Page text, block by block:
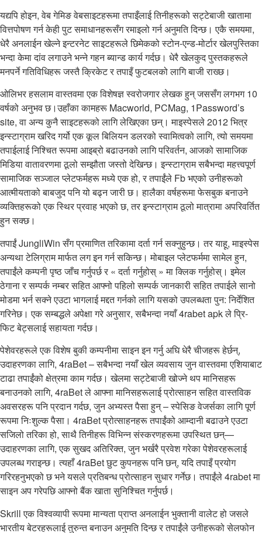
यद्यपि होइन, वेब गेमिङ वेबसाइटहरूमा तपाइँलाई तिनीहरूको सट्टेबाजी खातामा
वित्तपोषण गर्न केही पुट समाधानहरूसँग रमाइलो गर्न अनुमति दिन्छ। एकै समयमा,
धेरै अनलाईन खेल्ने इन्टरनेट साइटहरूले छिमेकको स्टोन-एन्ड-मोर्टार खेलपुस्तिका
भन्दा केमा दांव लगाउने भन्ने गहन ब्यान्ड कार्य गर्दछ। धेरै खेलकुद पुस्तकहरूले
मनपर्ने गतिविधिहरू जस्तै क्रिकेट र तपाइँ फुटबलको लागि बाजी राख्छ।
ओलिभर हसलाम वास्तवमा एक विशेषज्ञ स्वरोजगार लेखक हुन् जससँग लगभग 10
वर्षको अनुभव छ।उहाँका कामहरू Macworld, PCMag, 1Password’s
site, वा अन्य कुनै साइटहरूको लागि लेखिएका छन्। माइस्पेसले 2012 भित्र
इन्स्टाग्राम खरिद गर्यो एक कूल बिलियन डलरको स्वामित्वको लागि, त्यो समयमा
तपाईलाई निश्चित रूपमा आइब्रो बढाउनको लागि परिवर्तन, आजको सामाजिक
मिडिया वातावरणमा ठूलो सम्झौता जस्तो देखिन्छ। इन्स्टाग्राम सबैभन्दा महत्त्वपूर्ण
सामाजिक सञ्जाल प्लेटफर्महरू मध्ये एक हो, र तपाईंले Fb भएको उनीहरूको
आत्मीयताको बाबजुद पनि यो बढ्न जारी छ। हालैका वर्षहरूमा फेसबुक बनाउने
व्यक्तिहरूको एक स्थिर प्रवाह भएको छ, तर इन्स्टाग्राम ठूलो मात्रामा अपरिवर्तित
हुन सक्छ।
तपाईं JungliWin सँग प्रमाणित तरिकामा दर्ता गर्न सक्नुहुन्छ। तर याहू, माइस्पेस
अन्यथा टेलिग्राम मार्फत लग इन गर्न सकिन्छ। मोबाइल प्लेटफर्ममा सामेल हुन,
तपाईंले कम्पनी पृष्ठ जाँच गर्नुपर्छ र « दर्ता गर्नुहोस् » मा क्लिक गर्नुहोस्। इमेल
ठेगाना र सम्पर्क नम्बर सहित आफ्नो पहिलो सम्पर्क जानकारी सहित तपाईले सानो
मोडमा भर्न सक्ने एउटा भागलाई मद्दत गर्नको लागि यसको उपलब्धता पुन: निर्देशित
गरिनेछ। एक सम्बद्धले अपेक्षा गरे अनुसार, सबैभन्दा नयाँ 4rabet apk ले प्रि-
फिट बेट्सलाई सहायता गर्दछ।
पेशेवरहरूले एक विशेष बुकी कम्पनीमा साइन इन गर्नु अघि धेरै चीजहरू हेर्छन्,
उदाहरणका लागि, 4raBet – सबैभन्दा नयाँ खेल व्यवसाय जुन वास्तवमा एशियाबाट
टाढा तपाईंको क्षेत्रमा काम गर्दछ। खेलमा सट्टेबाजी खोज्ने थप मानिसहरू
बनाउनको लागि, 4raBet ले आफ्ना मानिसहरूलाई प्रोत्साहन सहित वास्तविक
अवसरहरू पनि प्रदान गर्दछ, जुन अभ्यस्त पैसा हुन् – स्पेसिङ वेजर्सका लागि पूर्ण
रूपमा निःशुल्क पैसा। 4raBet प्रोत्साहनहरू तपाईंको आम्दानी बढाउने एउटा
सजिलो तरिका हो, साथै तिनीहरू विभिन्न संस्करणहरूमा उपस्थित छन्—
उदाहरणका लागि, एक सुखद अतिरिक्त, जुन भर्खरै प्रवेश गरेका पेशेवरहरूलाई
उपलब्ध गराइन्छ। त्यहाँ 4raBet छुट कुपनहरू पनि छन्, यदि तपाइँ प्रयोग
गरिरहनुभएको छ भने यसले प्रतिबन्ध प्रोत्साहन सुधार गर्नेछ। तपाईंले 4rabet मा
साइन अप गरेपछि आफ्नो बैंक खाता सुनिश्चित गर्नुपर्छ।
Skrill एक विश्वव्यापी रूपमा मान्यता प्राप्त अनलाईन भुक्तानी वालेट हो जसले
भारतीय बेटरहरूलाई तुरुन्त बनाउन अनुमति दिन्छ र तपाईंले उनीहरूको सेलफोन